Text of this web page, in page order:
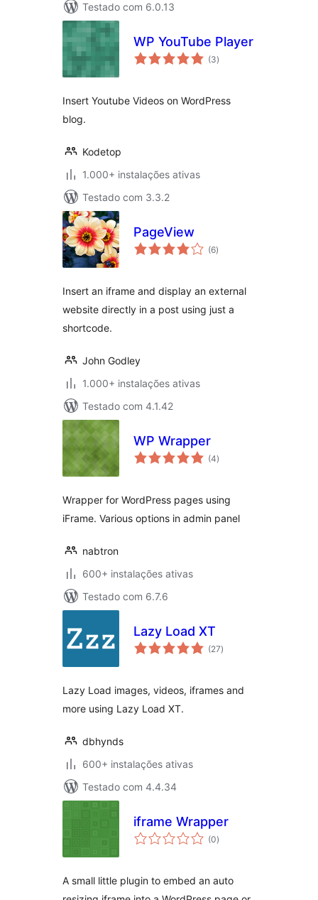
Testado com 6.0.13
WP YouTube Player
(3avaliações
totais
)
Insert Youtube Videos on WordPress
blog.
Kodetop
1.000+ instalações ativas
Testado com 3.3.2
PageView
(6avaliações
totais
)
Insert an iframe and display an external
website directly in a post using just a
shortcode.
John Godley
1.000+ instalações ativas
Testado com 4.1.42
WP Wrapper
(4avaliações
totais
)
Wrapper for WordPress pages using
iFrame. Various options in admin panel
nabtron
600+ instalações ativas
Testado com 6.7.6
Lazy Load XT
(27avaliações
totais
)
Lazy Load images, videos, iframes and
more using Lazy Load XT.
dbhynds
600+ instalações ativas
Testado com 4.4.34
iframe Wrapper
(0avaliações
totais
)
A small little plugin to embed an auto